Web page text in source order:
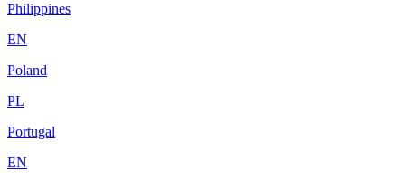
Philippines
EN
Poland
PL
Portugal
EN